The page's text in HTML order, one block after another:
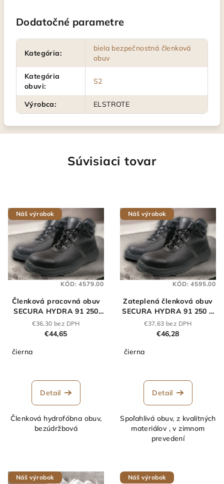
Dodatočné parametre
Kategória:
biela bezpečnostná členková
obuv
Kategória
obuvi:
S2
Výrobca: ELSTROTE
Súvisiaci tovar
Náš výrobok
Členková pracovná obuv
SECURA HYDRA 91 250
O2 čierna
€36,30 bez DPH
€44,65
čierna
Detail
Členková hydrofóbna obuv,
bezúdržbová
KÓD:4579.00
Náš výrobok
Zateplená členková obuv
SECURA HYDRA 91 250 Z
O2 čierna
€37,63 bez DPH
€46,28
čierna
Detail
Spoľahlivá obuv, z kvalitných
materiálov , v zimnom
prevedení
KÓD:4595.00
Náš výrobok Náš výrobok